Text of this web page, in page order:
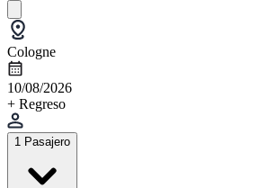
Cologne
10/08/2026
+ Regreso
1 Pasajero